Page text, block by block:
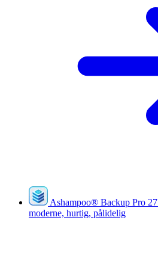
Ashampoo® Backup Pro 27
moderne, hurtig, pålidelig